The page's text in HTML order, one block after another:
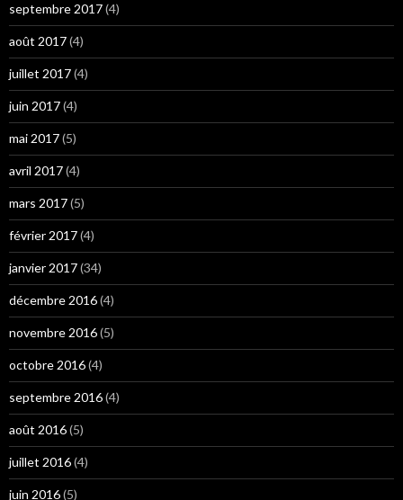
septembre 2017(4)
août 2017(4)
juillet 2017(4)
juin 2017(4)
mai 2017(5)
avril 2017(4)
mars 2017(5)
février 2017(4)
janvier 2017(34)
décembre 2016(4)
novembre 2016(5)
octobre 2016(4)
septembre 2016(4)
août 2016(5)
juillet 2016(4)
juin 2016(5)